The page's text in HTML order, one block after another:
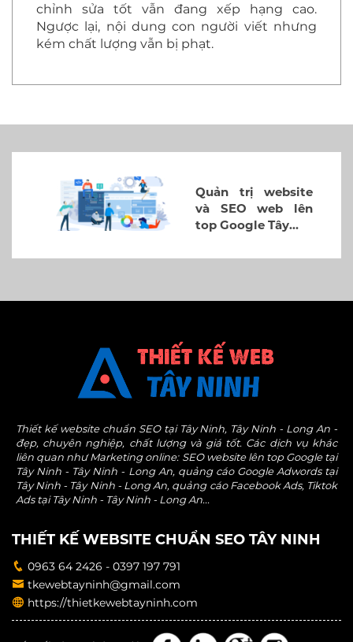
chỉnh sửa tốt vẫn đang xếp hạng cao.
Ngược lại, nội dung con người viết nhưng
kém chất lượng vẫn bị phạt.
Quản trị website
và SEO web lên
top Google Tây…
Thiết kế website chuẩn SEO tại Tây Ninh, Tây Ninh - Long An -
đẹp, chuyên nghiệp, chất lượng và giá tốt. Các dịch vụ khác
liên quan như Marketing online: SEO website lên top Google tại
Tây Ninh - Tây Ninh - Long An, quảng cáo Google Adwords tại
Tây Ninh - Tây Ninh - Long An, quảng cáo Facebook Ads, Tiktok
Ads tại Tây Ninh - Tây Ninh - Long An...
THIẾT KẾ WEBSITE CHUẨN SEO TÂY NINH
0963 64 2426 - 0397 197 791
tkewebtayninh@gmail.com
https://thietkewebtayninh.com